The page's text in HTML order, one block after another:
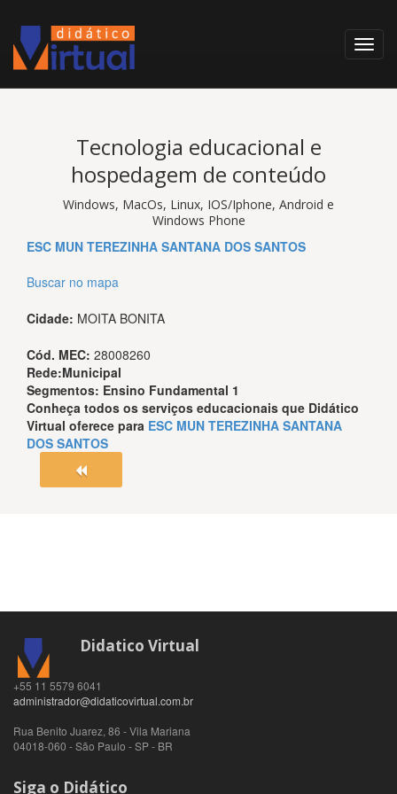
Tecnologia educacional e
hospedagem de conteúdo
Windows, MacOs, Linux, IOS/Iphone, Android e
Windows Phone
ESC MUN TEREZINHA SANTANA DOS SANTOS
Buscar no mapa
Cidade: MOITA BONITA
Cód. MEC: 28008260
Rede:Municipal
Segmentos: Ensino Fundamental 1
Conheça todos os serviços educacionais que Didático
Virtual oferece para ESC MUN TEREZINHA SANTANA
DOS SANTOS
Didatico Virtual
+55 11 5579 6041
administrador@didaticovirtual.com.br
Rua Benito Juarez, 86 - Vila Mariana
04018-060 -São Paulo -SP- BR
Siga o Didático